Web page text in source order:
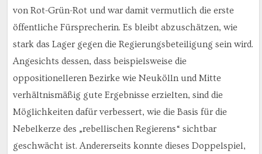
von Rot-Grün-Rot und war damit vermutlich die erste
öffentliche Fürsprecherin. Es bleibt abzuschätzen, wie
stark das Lager gegen die Regierungsbeteiligung sein wird.
Angesichts dessen, dass beispielsweise die
oppositionelleren Bezirke wie Neukölln und Mitte
verhältnismäßig gute Ergebnisse erzielten, sind die
Möglichkeiten dafür verbessert, wie die Basis für die
Nebelkerze des „rebellischen Regierens“ sichtbar
geschwächt ist. Andererseits konnte dieses Doppelspiel,